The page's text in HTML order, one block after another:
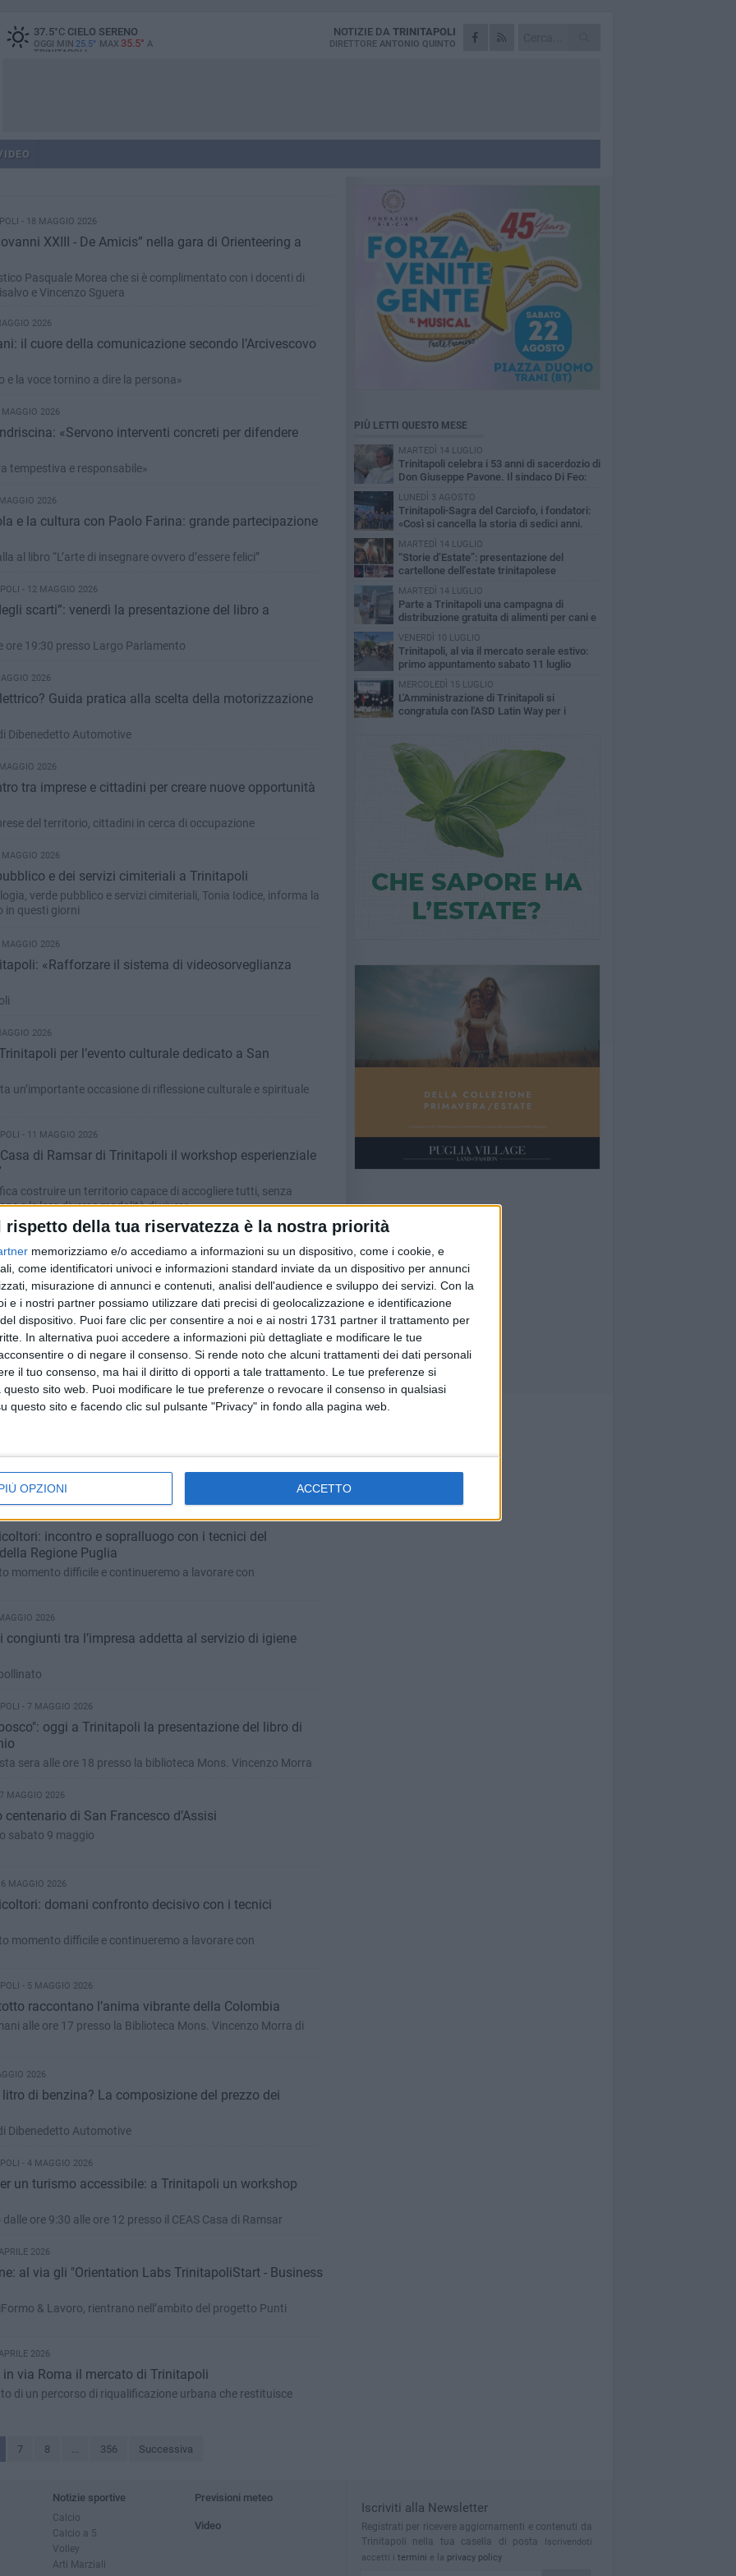
rispetto della tua riservatezza è la nostra priorità
memorizziamo e/o accediamo a informazioni su un dispositivo, come i cookie, e
come identificatori univoci e informazioni standard inviate da un dispositivo per annunci
misurazione di annunci e contenuti, analisi dell'audience e sviluppo dei servizi. Con la
e i nostri partner possiamo utilizzare dati precisi di geolocalizzazione e identificazione
dispositivo. Puoi fare clic per consentire a noi e ai nostri 1731 partner il trattamento per
In alternativa puoi accedere a informazioni più dettagliate e modificare le tue
o di negare il consenso. Si rende noto che alcuni trattamenti dei dati personali
il tuo consenso, ma hai il diritto di opporti a tale trattamento. Le tue preferenze si
sito web. Puoi modificare le tue preferenze o revocare il consenso in qualsiasi
questo sito e facendo clic sul pulsante "Privacy" in fondo alla pagina web.
OPZIONI ACCETTO
37.5°CCIELO SERENO
OGGI MIN 25.5° MAX 35.5° A
TRINITAPOLI
NOTIZIE DA TRINITAPOLI
DIRETTORE ANTONIO QUINTO
- 18 MAGGIO 2026
XXIII - De Amicis” nella gara di Orienteering a
Pasquale Morea che si è complimentato con i docenti di
e Vincenzo Sguera
2026
il cuore della comunicazione secondo l’Arcivescovo
e la voce tornino a dire la persona»
2026
«Servono interventi concreti per difendere
tempestiva e responsabile»
2026
e la cultura con Paolo Farina: grande partecipazione
al libro “L’arte di insegnare ovvero d’essere felici”
- 12 MAGGIO 2026
scarti”: venerdì la presentazione del libro a
ore 19:30 presso Largo Parlamento
2026
Guida pratica alla scelta della motorizzazione
Dibenedetto Automotive
2026
tra imprese e cittadini per creare nuove opportunità
del territorio, cittadini in cerca di occupazione
2026
e dei servizi cimiteriali a Trinitapoli
verde pubblico e servizi cimiteriali, Tonia Iodice, informa la
in questi giorni
2026
«Rafforzare il sistema di videosorveglianza
2026
per l’evento culturale dedicato a San
un’importante occasione di riflessione culturale e spirituale
- 11 MAGGIO 2026
di Ramsar di Trinitapoli il workshop esperienziale
costruire un territorio capace di accogliere tutti, senza
e le loro diverse modalità di vivere»
MAGGIO 2026
“L’arte di insegnare ovvero d’essere felici” di Paolo
ampio cartellone di iniziative promosse nell’ambito del
- 9 MAGGIO 2026
uomini in bicicletta”: mercoledì la presentazione del
maggio presso la biblioteca comunale Mons. Vincenzo Morra
al via l’estate 2026 a Trinitapoli
un segnale concreto di attenzione verso il commercio locale»
incontro e sopralluogo con i tecnici del
Regione Puglia
momento difficile e continueremo a lavorare con
2026
tra l’impresa addetta al servizio di igiene
- 7 MAGGIO 2026
oggi a Trinitapoli la presentazione del libro di
sera alle ore 18 presso la biblioteca Mons. Vincenzo Morra
MAGGIO 2026
di San Francesco d’Assisi
sabato 9 maggio
MAGGIO 2026
domani confronto decisivo con i tecnici
momento difficile e continueremo a lavorare con
- 5 MAGGIO 2026
raccontano l’anima vibrante della Colombia
alle ore 17 presso la Biblioteca Mons. Vincenzo Morra di
2026
di benzina? La composizione del prezzo dei
Dibenedetto Automotive
- 4 MAGGIO 2026
un turismo accessibile: a Trinitapoli un workshop
ore 9:30 alle ore 12 presso il CEAS Casa di Ramsar
2026
al via gli "Orientation Labs TrinitapoliStart - Business
& Lavoro, rientrano nell’ambito del progetto Punti
2026
via Roma il mercato di Trinitapoli
di un percorso di riqualificazione urbana che restituisce
7 8 ... 356 Successiva
PIÙ LETTI QUESTO MESE
MARTEDÌ 14 LUGLIO
Trinitapoli celebra i 53 anni di sacerdozio di
Don Giuseppe Pavone. Il sindaco Di Feo:
«Esempio di fede e dedizione»
LUNEDÌ 3 AGOSTO
Trinitapoli-Sagra del Carciofo, i fondatori:
«Così si cancella la storia di sedici anni.
Senza il Comitato niente istituzionalizzazione»
MARTEDÌ 14 LUGLIO
“Storie d’Estate”: presentazione del
cartellone dell'estate trinitapolese
MARTEDÌ 14 LUGLIO
Parte a Trinitapoli una campagna di
distribuzione gratuita di alimenti per cani e
gatti
VENERDÌ 10 LUGLIO
Trinitapoli, al via il mercato serale estivo:
primo appuntamento sabato 11 luglio
MERCOLEDÌ 15 LUGLIO
L'Amministrazione di Trinitapoli si
congratula con l'ASD Latin Way per i
Notizie sportive
Calcio
Calcio a 5
Volley
Arti Marziali
Previsioni meteo
Video
Iscriviti alla Newsletter
Registrati per ricevere aggiornamenti e contenuti da
Trinitapoli nella tua casella di posta
Iscrivendoti
accetti i termini e la privacy policy